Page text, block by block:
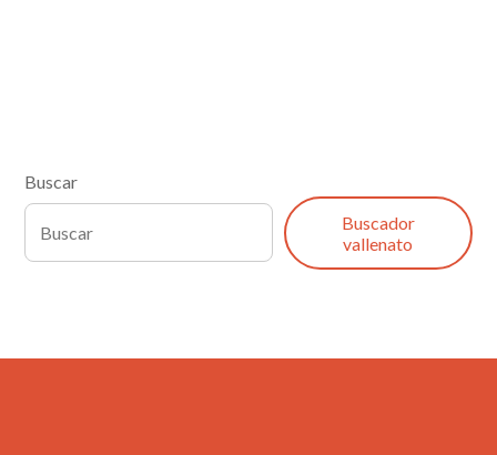
Buscar
Buscador
vallenato